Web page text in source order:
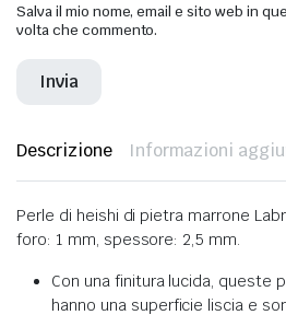
Salva il mio nome, email e sito web in
volta che commento.
Descrizione Informazioni
Perle di heishi di pietra marrone
foro: 1 mm, spessore: 2,5 mm.
Con una finitura lucida, queste
hanno una superficie liscia e